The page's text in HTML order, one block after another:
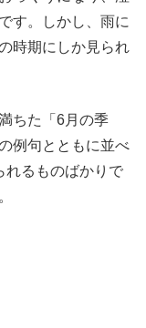
す。しかし、雨に
時期にしか見られ
ちた「6月の季
例句とともに並べ
れるものばかりで